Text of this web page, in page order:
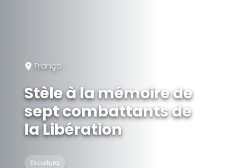
França
Stèle à la mémoire de
sept combattants de
la Libération
Escultura